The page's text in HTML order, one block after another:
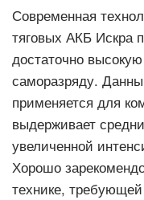
Современная
тяговых АКБ Искра
достаточно
саморазряду.
применяется для
выдерживает
увеличенной
Хорошо
технике,